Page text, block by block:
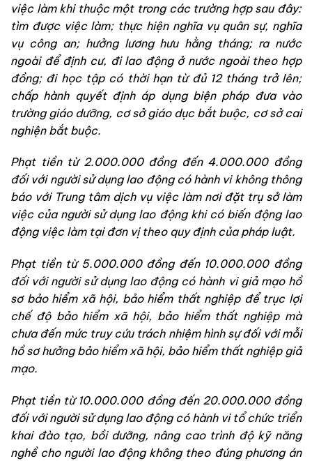
việc làm khi thuộc một trong các trường hợp sau đây:
tìm được việc làm; thực hiện nghĩa vụ quân sự, nghĩa
vụ công an; hưởng lương hưu hằng tháng; ra nước
ngoài để định cư, đi lao động ở nước ngoài theo hợp
đồng; đi học tập có thời hạn từ đủ 12 tháng trở lên;
chấp hành quyết định áp dụng biện pháp đưa vào
trường giáo dưỡng, cơ sở giáo dục bắt buộc, cơ sở cai
nghiện bắt buộc.
Phạt tiền từ 2.000.000 đồng đến 4.000.000 đồng
đối với người sử dụng lao động có hành vi không thông
báo với Trung tâm dịch vụ việc làm nơi đặt trụ sở làm
việc của người sử dụng lao động khi có biến động lao
động việc làm tại đơn vị theo quy định của pháp luật.
Phạt tiền từ 5.000.000 đồng đến 10.000.000 đồng
đối với người sử dụng lao động có hành vi giả mạo hồ
sơ bảo hiểm xã hội, bảo hiểm thất nghiệp để trục lợi
chế độ bảo hiểm xã hội, bảo hiểm thất nghiệp mà
chưa đến mức truy cứu trách nhiệm hình sự đối với mỗi
hồ sơ hưởng bảo hiểm xã hội, bảo hiểm thất nghiệp giả
mạo.
Phạt tiền từ 10.000.000 đồng đến 20.000.000 đồng
đối với người sử dụng lao động có hành vi tổ chức triển
khai đào tạo, bồi dưỡng, nâng cao trình độ kỹ năng
nghề cho người lao động không theo đúng phương án